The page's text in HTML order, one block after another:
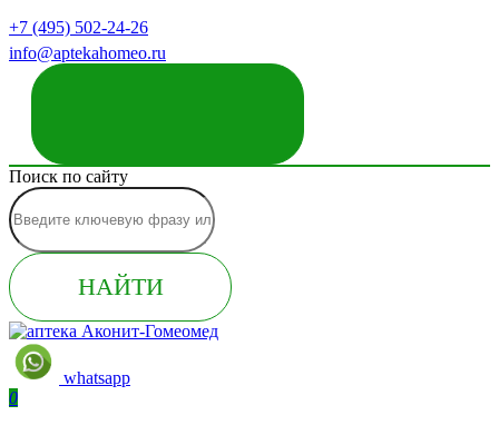
+7 (495) 502-24-26
info@aptekahomeo.ru
Поиск по сайту
НАЙТИ
whatsapp
0